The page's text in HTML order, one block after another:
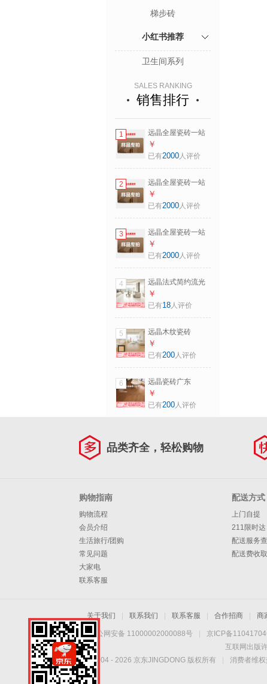
梯步砖
小红书推荐
卫生间系列
SALES RANKING
销售排行
1
远晶全屋瓷砖一站
式够齐地板砖客厅
卧室厨房卫生间 瓷
￥
已有2000人评价
2
远晶全屋瓷砖一站
式够齐地板砖客厅
卧室厨房卫生间 瓷
￥
已有2000人评价
3
远晶全屋瓷砖一站
式够齐地板砖客厅
卧室厨房卫生间 瓷
￥
已有2000人评价
4
远晶法式简约流光
糖果釉800x800客
餐厅防滑地砖
￥
已有18人评价
5
远晶木纹瓷砖
800x800精雕哑光
全瓷地板砖法式复
800x800
￥
已有200人评价
6
远晶瓷砖广东
600x1200天鹅绒木
纹砖鱼骨纹全瓷客
￥
已有200人评价
品类齐全，轻松购物
购物指南
购物流程
会员介绍
生活旅行/团购
常见问题
大家电
联系客服
配送方式
上门自提
211限时达
配送服务
配送费收
关于我们 联系我们 联系客服 合作招商 商
京公网安备 11000002000088号 京ICP备
互联网出版
Copyright © 2004 - 2026 京东JINGDONG 版权所有 消费者维
远晶瓷砖-让世界知道
中国制造！